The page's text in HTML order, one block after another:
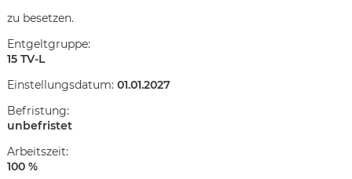
zu besetzen.
Entgelt­gruppe:
15 TV-L
Ein­stellungs­datum: 01.01.2027
Befristung:
unbefristet
Arbeitszeit:
100 %